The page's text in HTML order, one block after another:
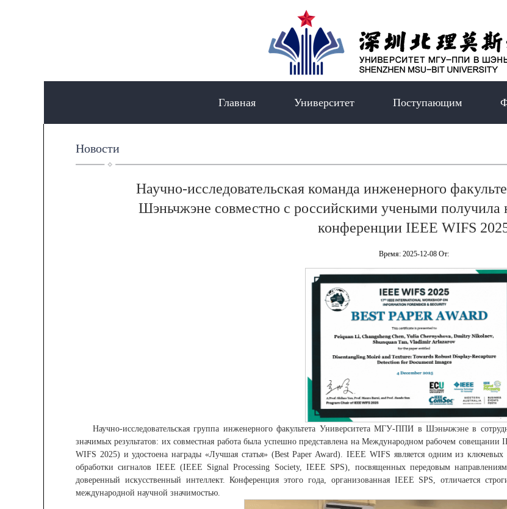
Главная Университет Поступающим
Новости
Научно-исследовательская команда инженерного
Шэньчжэне совместно с российскими учеными получила
конференции IEEE WIFS
Время: 2025-12-08 От:
Научно-исследовательская группа инженерного факультета Университета МГУ-ППИ в Шэньчжэне в
значимых результатов: их совместная работа была успешно представлена на Международном рабочем
WIFS 2025) и удостоена награды «Лучшая статья» (Best Paper Award). IEEE WIFS является одним из
обработки сигналов IEEE (IEEE Signal Processing Society, IEEE SPS), посвященных передовым
доверенный искусственный интеллект. Конференция этого года, организованная IEEE SPS, отличается
международной научной значимостью.